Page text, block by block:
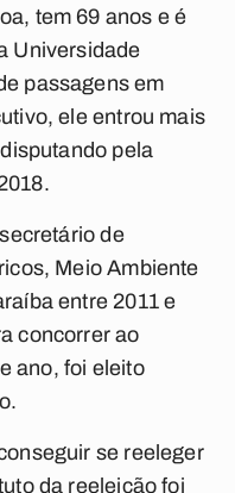
tem 69 anos e é
Universidade
passagens em
ele entrou mais
pela
de
Meio Ambiente
entre 2011 e
concorrer ao
ano, foi eleito
se reeleger
da reeleição foi